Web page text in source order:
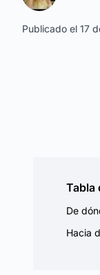
Publicado el 17
Tabla
De
Hacia